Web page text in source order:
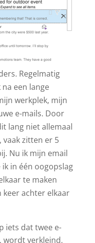
Regelmatig
een lange
werkplek, mijn
e-mails. Door
lang niet allemaal
zitten er 5
Nu ik mijn email
in één oogopslag
te maken
keer achter elkaar
iets dat twee e-
wordt verkleind.